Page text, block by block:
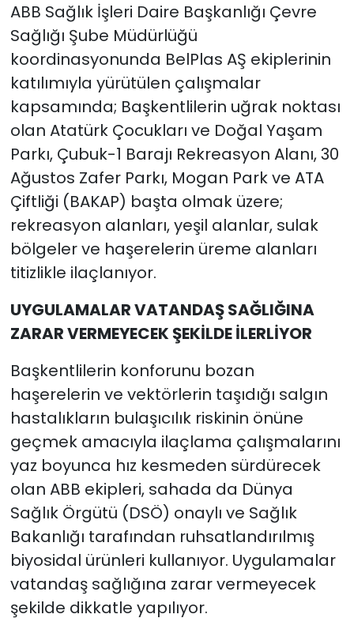
ABB Sağlık İşleri Daire Başkanlığı Çevre
Sağlığı Şube Müdürlüğü
koordinasyonunda BelPlas AŞ ekiplerinin
katılımıyla yürütülen çalışmalar
kapsamında; Başkentlilerin uğrak noktası
olan Atatürk Çocukları ve Doğal Yaşam
Parkı, Çubuk-1 Barajı Rekreasyon Alanı, 30
Ağustos Zafer Parkı, Mogan Park ve ATA
Çiftliği (BAKAP) başta olmak üzere;
rekreasyon alanları, yeşil alanlar, sulak
bölgeler ve haşerelerin üreme alanları
titizlikle ilaçlanıyor.
UYGULAMALAR VATANDAŞ SAĞLIĞINA
ZARAR VERMEYECEK ŞEKİLDE İLERLİYOR
Başkentlilerin konforunu bozan
haşerelerin ve vektörlerin taşıdığı salgın
hastalıkların bulaşıcılık riskinin önüne
geçmek amacıyla ilaçlama çalışmalarını
yaz boyunca hız kesmeden sürdürecek
olan ABB ekipleri, sahada da Dünya
Sağlık Örgütü (DSÖ) onaylı ve Sağlık
Bakanlığı tarafından ruhsatlandırılmış
biyosidal ürünleri kullanıyor. Uygulamalar
vatandaş sağlığına zarar vermeyecek
şekilde dikkatle yapılıyor.